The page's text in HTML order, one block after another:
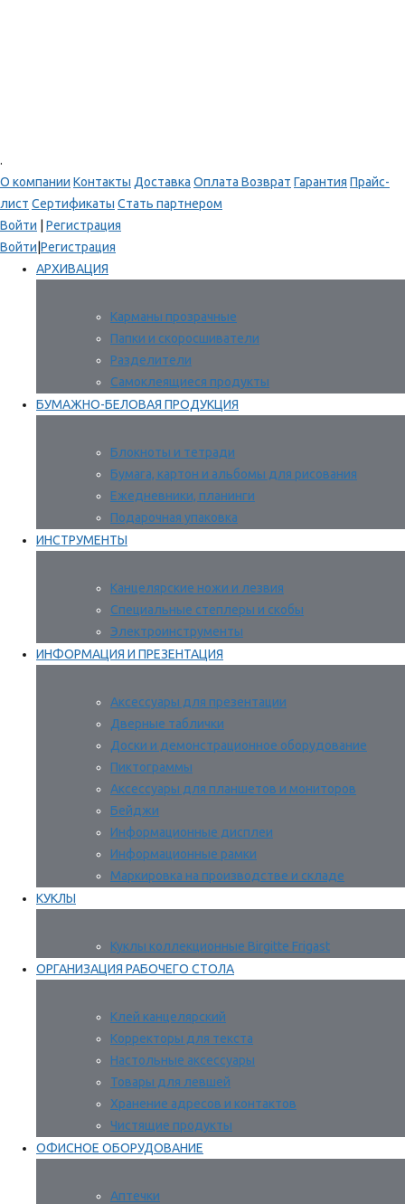
.
О компании Контакты Доставка Оплата Возврат Гарантия Прайс-
лист Сертификаты Стать партнером
Войти
Регистрация
Войти Регистрация
АРХИВАЦИЯ
Карманы прозрачные
Папки и скоросшиватели
Разделители
Самоклеящиеся продукты
БУМАЖНО-БЕЛОВАЯ ПРОДУКЦИЯ
Блокноты и тетради
Бумага, картон и альбомы для рисования
Ежедневники, планинги
Подарочная упаковка
ИНСТРУМЕНТЫ
Канцелярские ножи и лезвия
Специальные степлеры и скобы
Электроинструменты
ИНФОРМАЦИЯ И ПРЕЗЕНТАЦИЯ
Аксессуары для презентации
Дверные таблички
Доски и демонстрационное оборудование
Пиктограммы
Аксессуары для планшетов и мониторов
Бейджи
Информационные дисплеи
Информационные рамки
Маркировка на производстве и складе
КУКЛЫ
Куклы коллекционные Birgitte Frigast
ОРГАНИЗАЦИЯ РАБОЧЕГО СТОЛА
Клей канцелярский
Корректоры для текста
Настольные аксессуары
Товары для левшей
Хранение адресов и контактов
Чистящие продукты
ОФИСНОЕ ОБОРУДОВАНИЕ
Аптечки